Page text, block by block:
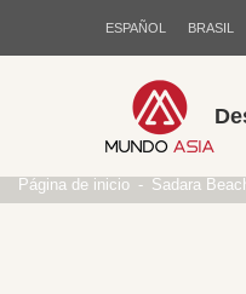
ESPAÑOL BRASIL
Página de inicio Sadara